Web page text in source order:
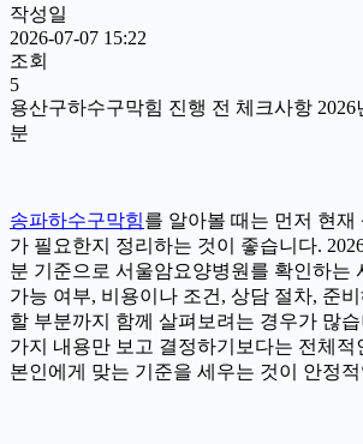
작성일
2026-07-07 15:22
조회
5
용산구하수구막힘 진행 전 체크사항 2026
분
송파하수구막힘를 알아볼 때는 먼저 현재
가 필요한지 정리하는 것이 좋습니다.
분 기준으로 서울암요양병원를 확인하는
가능 여부, 비용이나 조건, 상담 절차, 준
할 부분까지 함께 살펴보려는 경우가 많
가지 내용만 보고 결정하기보다는 전체적
본인에게 맞는 기준을 세우는 것이 안정